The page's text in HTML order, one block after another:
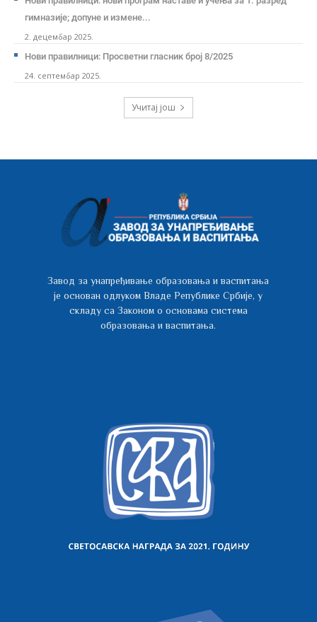
гимназије; допуне и измене...
2. децембар 2025.
Нови правилници: Просветни гласник број 8/2025
24. септембар 2025.
Учитај још
Завод за унапређивање образовања и васпитања
је основан одлуком Владе Републике Србије, у
складу са Законом о основама система
образовања и васпитања.